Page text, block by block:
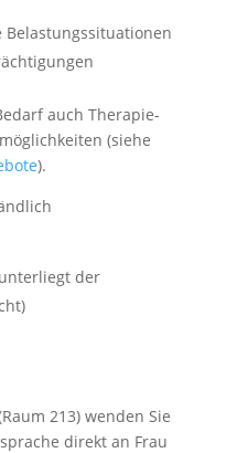
auch Therapie-
(siehe
).
der
213) wenden Sie
direkt an Frau